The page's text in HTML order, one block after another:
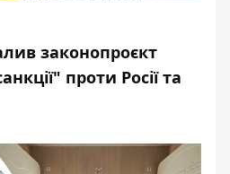
законопроєкт
проти Росії та